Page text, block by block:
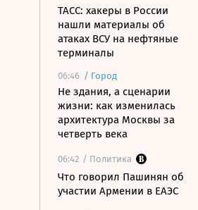
ТАСС: хакеры в России
нашли материалы об
атаках ВСУ на нефтяные
терминалы
06:46 / Город
Не здания, а сценарии
жизни: как изменилась
архитектура Москвы за
четверть века
06:42 / Политика
Что говорил Пашинян об
участии Армении в ЕАЭС